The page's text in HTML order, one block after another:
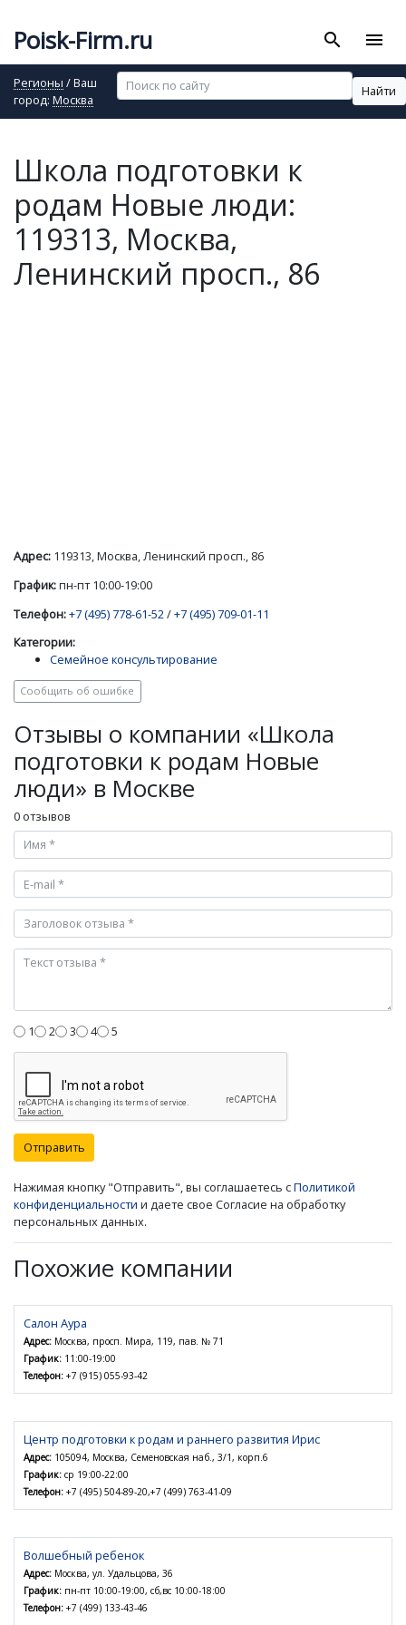
Poisk-Firm.ru search menu
Регионы / Ваш
город: Москва
Найти
Школа подготовки к
родам Новые люди:
119313, Москва,
Ленинский просп., 86
Адрес: 119313, Москва, Ленинский просп., 86
График:пн-пт 10:00-19:00
Телефон:+7 (495) 778-61-52 /+7 (495) 709-01-11
Категории:
Семейное консультирование
Сообщить об ошибке
Отзывы о компании «Школа
подготовки к родам Новые
люди» в Москве
0 отзывов
1 2 3 4 5
Отправить
Нажимая кнопку "Отправить", вы соглашаетесь сПолитикой
конфиденциальности и даете свое Согласие на обработку
персональных данных.
Похожие компании
Салон Аура
Адрес: Москва, просп. Мира, 119, пав. № 71
График: 11:00-19:00
Телефон: +7 (915) 055-93-42
Центр подготовки к родам и раннего развития Ирис
Адрес: 105094, Москва, Семеновская наб., 3/1, корп.6
График: ср 19:00-22:00
Телефон: +7 (495) 504-89-20,+7 (499) 763-41-09
Волшебный ребенок
Адрес: Москва, ул. Удальцова, 36
График: пн-пт 10:00-19:00, сб,вс 10:00-18:00
Телефон: +7 (499) 133-43-46